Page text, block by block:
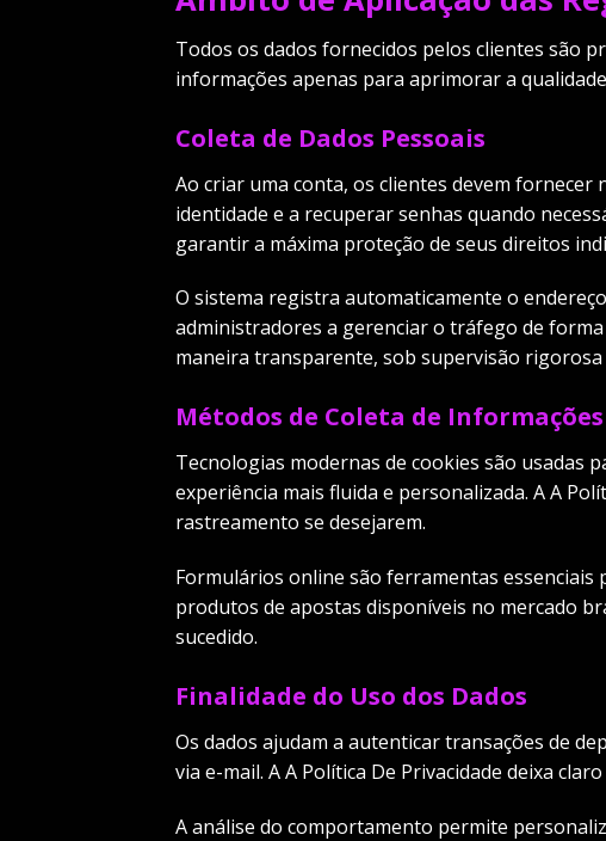
Todos os dados fornecidos pelos clientes são
informações apenas para aprimorar a
Coleta de Dados Pessoais
Ao criar uma conta, os clientes devem fornecer
identidade e a recuperar senhas quando
garantir a máxima proteção de seus direitos
O sistema registra automaticamente o
administradores a gerenciar o tráfego de
maneira transparente, sob supervisão rigorosa
Métodos de Coleta de Informações
Tecnologias modernas de cookies são usadas
experiência mais fluida e personalizada. A A
rastreamento se desejarem.
Formulários online são ferramentas essenciais
produtos de apostas disponíveis no mercado
sucedido.
Finalidade do Uso dos Dados
Os dados ajudam a autenticar transações de
via e-mail. A A Política De Privacidade deixa
A análise do comportamento permite